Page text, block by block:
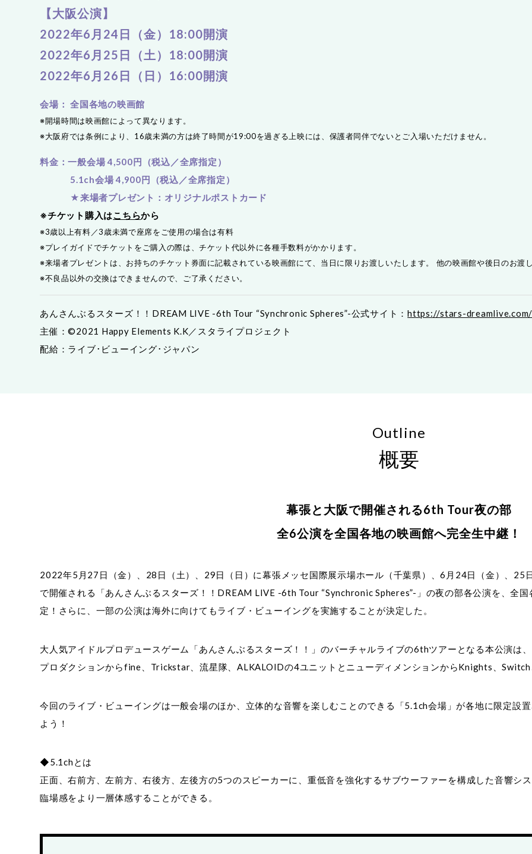
【大阪公演】
2022年6月24日（金）18:00開演
2022年6月25日（土）18:00開演
2022年6月26日（日）16:00開演
会場： 全国各地の映画館
※開場時間は映画館によって異なります。
※大阪府では条例により、16歳未満の方は終了時間が19:00を過ぎる上映には、保護者同伴でないとご入場いただけません。
料金：一般会場 4,500円（税込／全席指定）
5.1ch会場 4,900円（税込／全席指定）
★来場者プレゼント：オリジナルポストカード
※チケット購入はこちらから
※3歳以上有料／3歳未満で座席をご使用の場合は有料
※プレイガイドでチケットをご購入の際は、チケット代以外に各種手数料がかかります。
※来場者プレゼントは、お持ちのチケット券面に記載されている映画館にて、当日に限りお渡しいたします。 他の映画館や後日のお渡
※不良品以外の交換はできませんので、ご了承ください。
あんさんぶるスターズ！！DREAM LIVE -6th Tour “Synchronic Spheres”-公式サイト：https://stars-dreamlive.com/
主催：©2021 Happy Elements K.K／スタライプロジェクト
配給：ライブ･ビューイング･ジャパン
Outline
概要
幕張と大阪で開催される6th Tour夜の部
全6公演を全国各地の映画館へ完全生中継！
2022年5月27日（金）、28日（土）、29日（日）に幕張メッセ国際展示場ホール（千葉県）、6月24日（金）、25
で開催される「あんさんぶるスターズ！！DREAM LIVE -6th Tour “Synchronic Spheres”-」の夜の部各公演を、全
定！さらに、一部の公演は海外に向けてもライブ・ビューイングを実施することが決定した。
大人気アイドルプロデュースゲーム「あんさんぶるスターズ！！」のバーチャルライブの6thツアーとなる本公演は
プロダクションからfine、Trickstar、流星隊、ALKALOIDの4ユニットとニューディメンションからKnights、
今回のライブ・ビューイングは一般会場のほか、立体的な音響を楽しむことのできる「5.1ch会場」が各地に限定設
よう！
◆5.1chとは
正面、右前方、左前方、右後方、左後方の5つのスピーカーに、重低音を強化するサブウーファーを構成した音響シ
臨場感をより一層体感することができる。